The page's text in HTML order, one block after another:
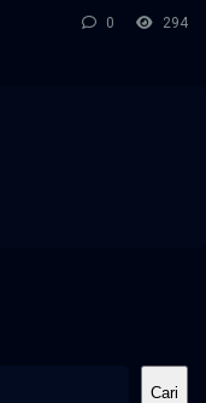
0 294
Cari